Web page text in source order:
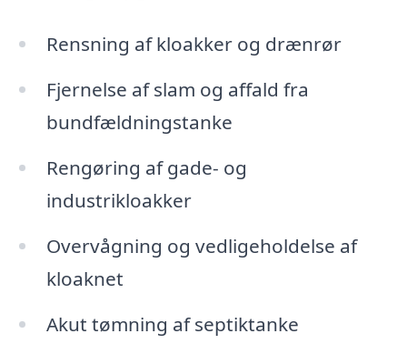
Rensning af kloakker og drænrør
Fjernelse af slam og affald fra
bundfældningstanke
Rengøring af gade- og
industrikloakker
Overvågning og vedligeholdelse af
kloaknet
Akut tømning af septiktanke